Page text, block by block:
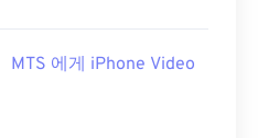
MTS 에게 iPhone Video